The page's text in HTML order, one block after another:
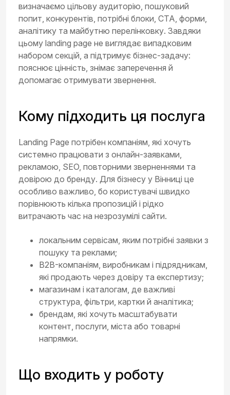
визначаємо цільову аудиторію, пошуковий
попит, конкурентів, потрібні блоки, CTA, форми,
аналітику та майбутню перелінковку. Завдяки
цьому landing page не виглядає випадковим
набором секцій, а підтримує бізнес-задачу:
пояснює цінність, знімає заперечення й
допомагає отримувати звернення.
Кому підходить ця послуга
Landing Page потрібен компаніям, які хочуть
системно працювати з онлайн-заявками,
рекламою, SEO, повторними зверненнями та
довірою до бренду. Для бізнесу у Вінниці це
особливо важливо, бо користувачі швидко
порівнюють кілька пропозицій і рідко
витрачають час на незрозумілі сайти.
локальним сервісам, яким потрібні заявки з
пошуку та реклами;
B2B-компаніям, виробникам і підрядникам,
які продають через довіру та експертизу;
магазинам і каталогам, де важливі
структура, фільтри, картки й аналітика;
брендам, які хочуть масштабувати
контент, послуги, міста або товарні
напрямки.
Що входить у роботу